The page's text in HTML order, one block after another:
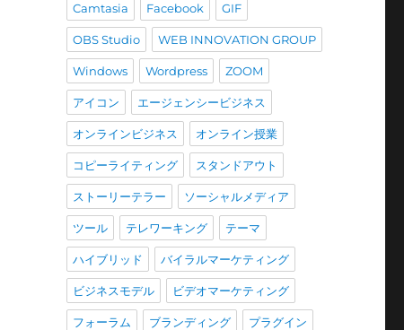
Camtasia Facebook GIF
OBS Studio WEB INNOVATION GROUP
Windows Wordpress ZOOM
アイコン エージェンシービジネス
オンラインビジネス オンライン授業
コピーライティング スタンドアウト
ストーリーテラー ソーシャルメディア
ツール テレワーキング テーマ
ハイブリッド バイラルマーケティング
ビジネスモデル ビデオマーケティング
フォーラム ブランディング プラグイン